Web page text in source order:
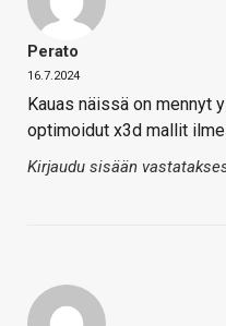
Perato
16.7.2024
Kauas näissä on mennyt
optimoidut x3d mallit
Kirjaudu sisään